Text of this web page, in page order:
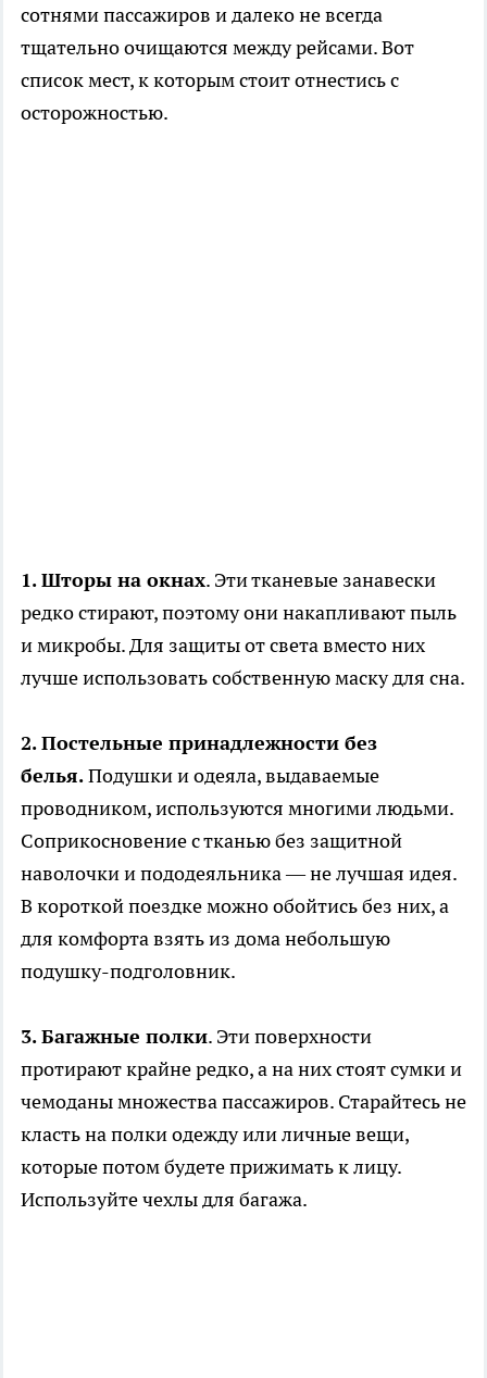
сотнями пассажиров и далеко не всегда
тщательно очищаются между рейсами. Вот
список мест, к которым стоит отнестись с
осторожностью.
1. Шторы на окнах. Эти тканевые занавески
редко стирают, поэтому они накапливают пыль
и микробы. Для защиты от света вместо них
лучше использовать собственную маску для сна.
2. Постельные принадлежности без
белья.Подушки и одеяла, выдаваемые
проводником, используются многими людьми.
Соприкосновение с тканью без защитной
наволочки и пододеяльника — не лучшая идея.
В короткой поездке можно обойтись без них, а
для комфорта взять из дома небольшую
подушку-подголовник.
3. Багажные полки. Эти поверхности
протирают крайне редко, а на них стоят сумки и
чемоданы множества пассажиров. Старайтесь не
класть на полки одежду или личные вещи,
которые потом будете прижимать к лицу.
Используйте чехлы для багажа.